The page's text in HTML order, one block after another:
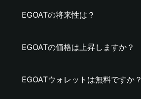
EGOATの将来性は？
EGOATの価格は上昇しますか？
EGOATウォレットは無料ですか？